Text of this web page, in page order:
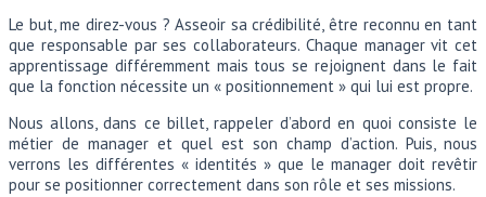
Le but, me direz-vous ? Asseoir sa crédibilité, être reconnu en tant
que responsable par ses collaborateurs. Chaque manager vit cet
apprentissage différemment mais tous se rejoignent dans le fait
que la fonction nécessite un « positionnement » qui lui est propre.
Nous allons, dans ce billet, rappeler d’abord en quoi consiste le
métier de manager et quel est son champ d’action. Puis, nous
verrons les différentes « identités » que le manager doit revêtir
pour se positionner correctement dans son rôle et ses missions.